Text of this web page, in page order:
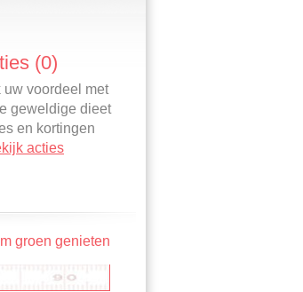
(0)
uw voordeel met
geweldige dieet
en kortingen
acties
groen genieten